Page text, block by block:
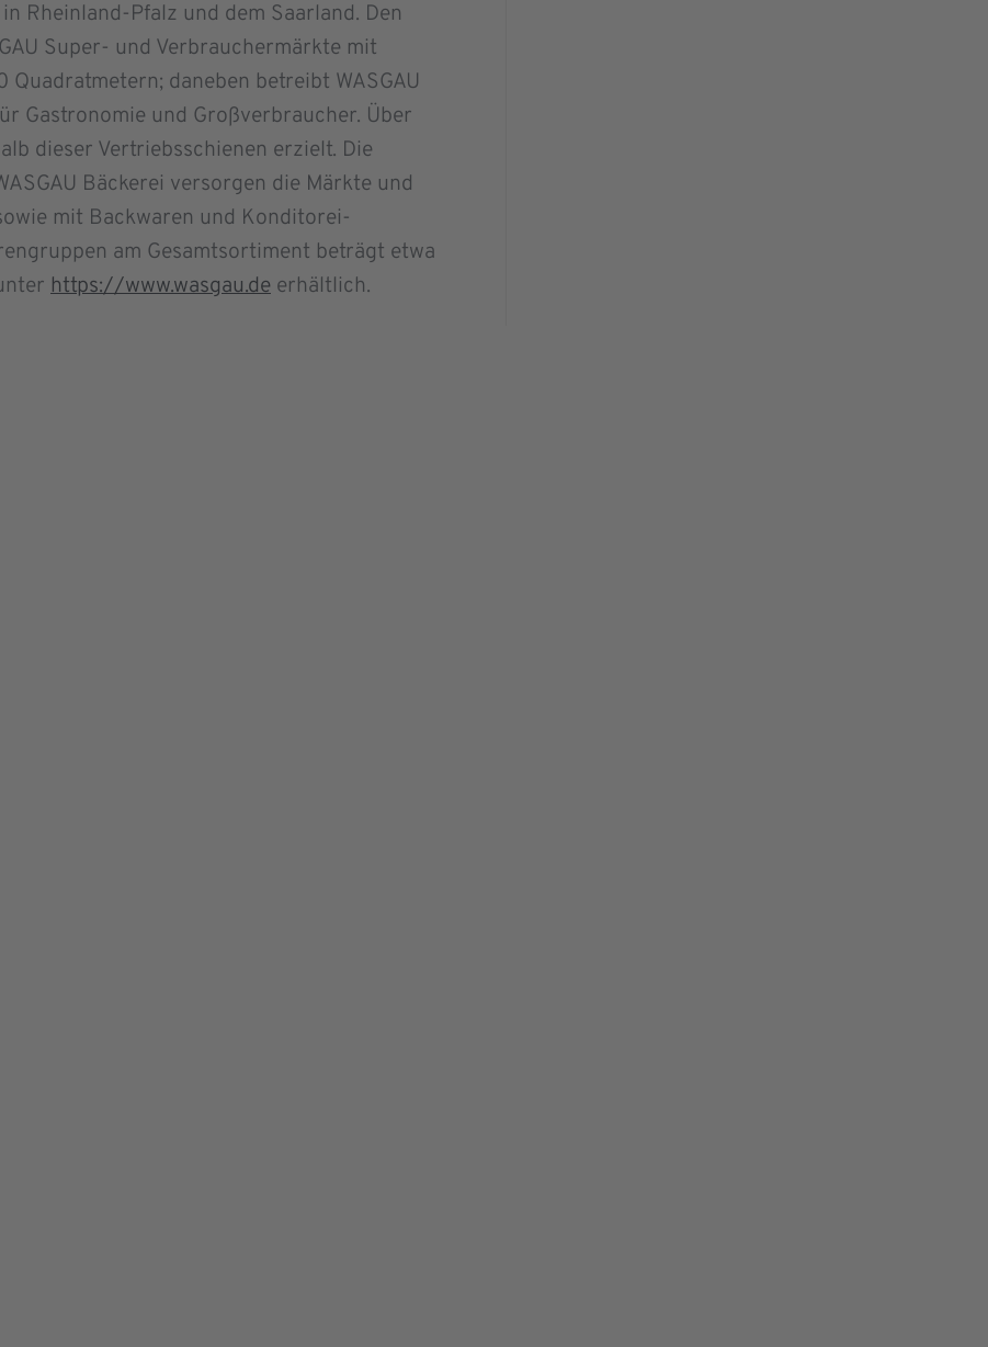
Rheinland-Pfalz und dem Saarland. Den
Super- und Verbrauchermärkte mit
daneben betreibt WASGAU
Gastronomie und Groß­verbraucher. Über
dieser Vertriebsschienen erzielt. Die
Bäckerei versorgen die Märkte und
mit Backwaren und Konditorei-
am Gesamtsortiment beträgt etwa
https://www.wasgau.de erhältlich.